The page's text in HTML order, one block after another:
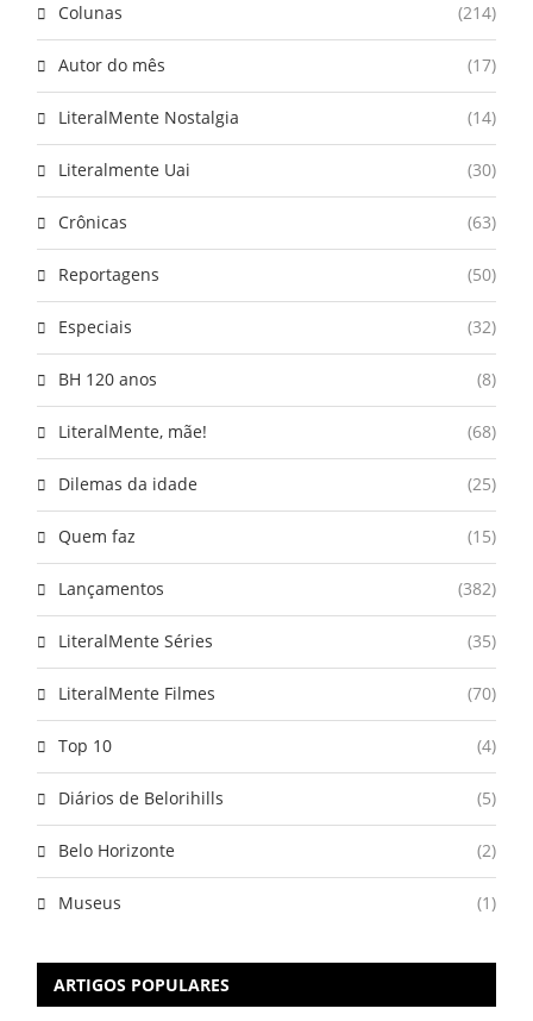
Colunas (214)
Autor do mês (17)
LiteralMente Nostalgia (14)
Literalmente Uai (30)
Crônicas (63)
Reportagens (50)
Especiais (32)
BH 120 anos (8)
LiteralMente, mãe! (68)
Dilemas da idade (25)
Quem faz (15)
Lançamentos (382)
LiteralMente Séries (35)
LiteralMente Filmes (70)
Top 10 (4)
Diários de Belorihills (5)
Belo Horizonte (2)
Museus (1)
ARTIGOS POPULARES